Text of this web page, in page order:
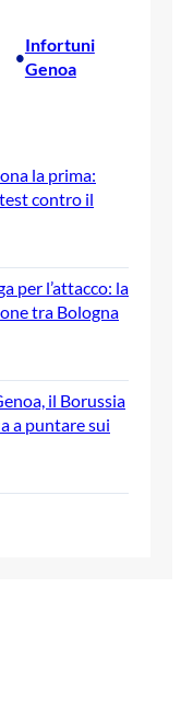
•
Infortuni
Genoa
la prima:
contro il
per l’attacco: la
tra Bologna
il Borussia
a puntare sui